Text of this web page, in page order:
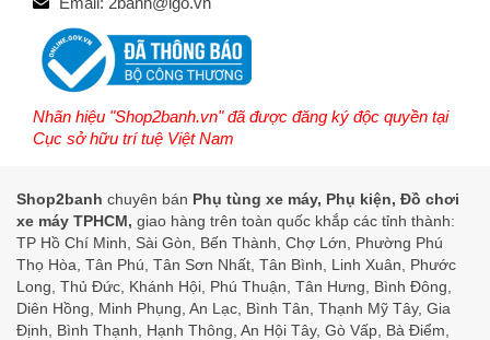
Nhãn hiệu "Shop2banh.vn" đã được đăng ký độc quyền tại
Cục sở hữu trí tuệ Việt Nam
Shop2banh chuyên bán Phụ tùng xe máy, Phụ kiện, Đồ chơi
xe máy TPHCM, giao hàng trên toàn quốc khắp các tỉnh thành:
TP Hồ Chí Minh, Sài Gòn, Bến Thành, Chợ Lớn, Phường Phú
Thọ Hòa, Tân Phú, Tân Sơn Nhất, Tân Bình, Linh Xuân, Phước
Long, Thủ Đức, Khánh Hội, Phú Thuận, Tân Hưng, Bình Đông,
Diên Hồng, Minh Phụng, An Lạc, Bình Tân, Thạnh Mỹ Tây, Gia
Định, Bình Thạnh, Hạnh Thông, An Hội Tây, Gò Vấp, Bà Điểm,